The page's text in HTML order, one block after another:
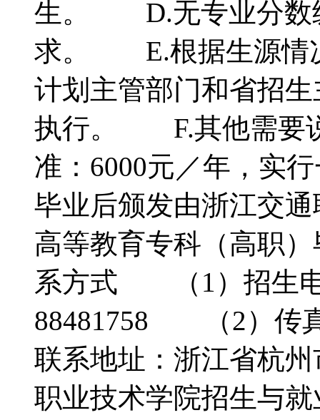
生。 D.无专业分数
求。 E.根据生源情
计划主管部门和省招
执行。 F.其他需要
准：6000元／年，
毕业后颁发由浙江交
高等教育专科（高职
系方式 （1）招生电
88481758 （2）传
联系地址：浙江省杭
职业技术学院招生与